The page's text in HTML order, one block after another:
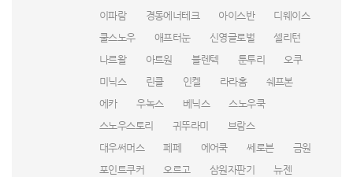
이파람
경동에너테크 아이스반
디웨이스
쿨스노우
애프터눈 신영글로벌
셀리턴
나르왈
아트원 블렌텍 툰투리
오쿠
미닉스
린클 인켈 라라홈
쉐프본
에카
우녹스 베닉스
스노우쿡
스노우스토리
귀뚜라미
브람스
대우써머스
페페 에어쿡 쎄로븐
금원
포인트쿠커
오르고 삼원자판기
뉴젠